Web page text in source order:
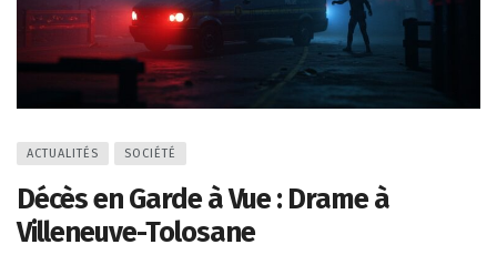
ACTUALITÉS SOCIÉTÉ
Décès en Garde à Vue : Drame à
Villeneuve-Tolosane